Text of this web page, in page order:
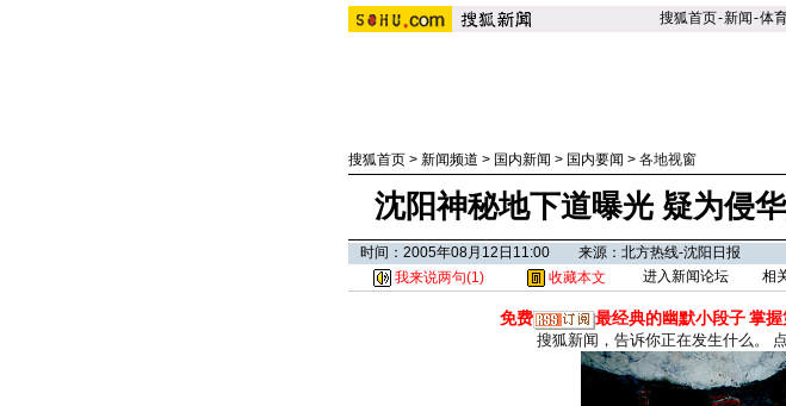
搜狐首页-新闻-体
搜狐首页> 新闻频道 > 国内新闻 > 国内要闻 > 各地视窗
沈阳神秘地下道曝光 疑为侵
时间：2005年08月12日11:00 来源：北方热线-沈阳日报
我来说两句(1) 收藏本文 进入新闻论坛 相
免费 最经典的幽默小段子掌握
搜狐新闻，告诉你正在发生什么。